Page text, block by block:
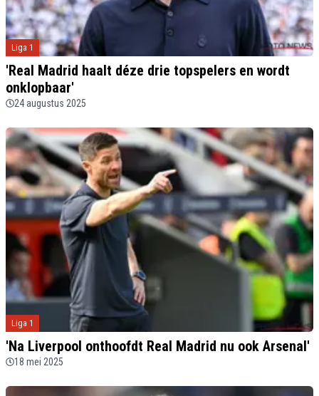
Liga 1
'Real Madrid haalt déze drie topspelers en wordt
onklopbaar'
24 augustus 2025
Liga 1
'Na Liverpool onthoofdt Real Madrid nu ook Arsenal'
18 mei 2025